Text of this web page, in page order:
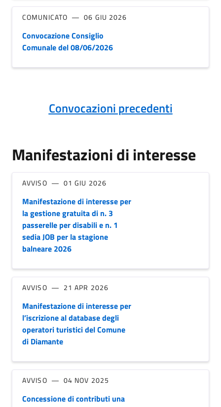
COMUNICATO 06 GIU 2026
Convocazione Consiglio
Comunale del 08/06/2026
Convocazioni precedenti
Manifestazioni di interesse
AVVISO 01 GIU 2026
Manifestazione di interesse per
la gestione gratuita di n. 3
passerelle per disabili e n. 1
sedia JOB per la stagione
balneare 2026
AVVISO 21 APR 2026
Manifestazione di interesse per
l’iscrizione al database degli
operatori turistici del Comune
di Diamante
AVVISO 04 NOV 2025
Concessione di contributi una